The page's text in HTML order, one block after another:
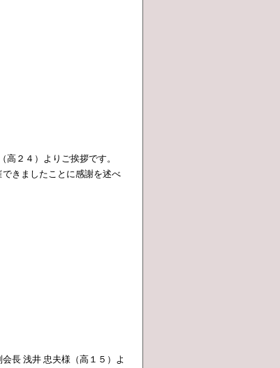
２４）よりご挨拶です。
きましたことに感謝を述べ
長 浅井 忠夫様（高１５）よ